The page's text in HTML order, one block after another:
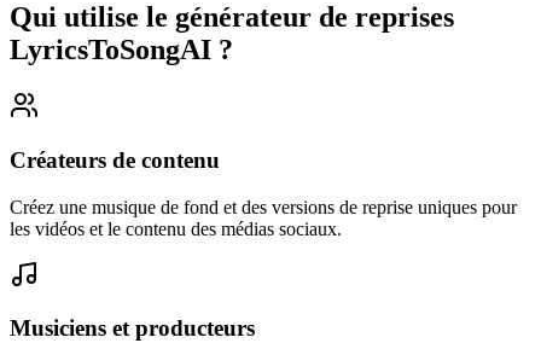
Qui utilise le générateur de reprises
LyricsToSongAI ?
Créateurs de contenu
Créez une musique de fond et des versions de reprise uniques pour
les vidéos et le contenu des médias sociaux.
Musiciens et producteurs